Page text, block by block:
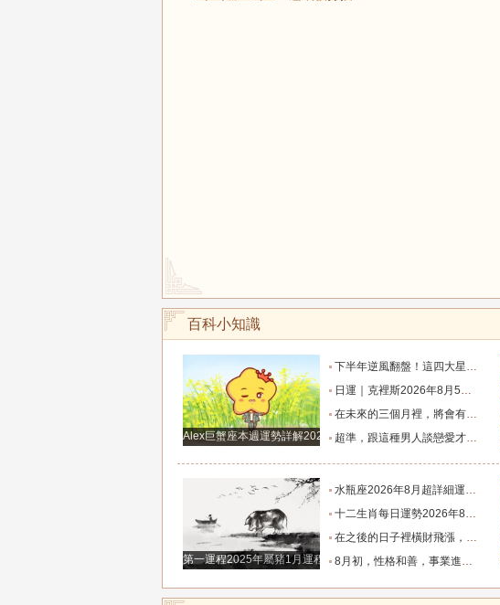
百科小知識
Alex巨蟹座本週運勢詳解2024.12.23-12.29
下半年逆風翻盤！這四大星座將迎來命運轉折點_星象_相位_機會
日運｜克裡斯2026年8月5日十二星座運勢_感覺_願望_右耳
在未來的三個月裡，將會有好運來臨的星座_機會_挑戰_家庭
超準，跟這種男人談戀愛才有未來！_感情_給予_的特點
第一運程2025年屬豬1月運程解析
水瓶座2026年8月超詳細運勢解析！_束明亮_能量_什麽
十二生肖每日運勢2026年8月4日_幸運_綜合_物品
在之後的日子裡橫財飛漲，賺足財庫，桃花旺到爆的星座_愛情_都為之_財富
8月初，性格和善，事業進步飛速，全是貴人鋪路搭橋的四個星座_金牛座_初將_天秤座